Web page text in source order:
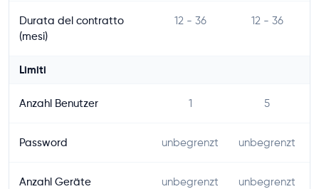
Durata del contratto
(mesi)
12 - 36 12 - 36
Limiti
Anzahl Benutzer 1 5
Password unbegrenzt unbegrenzt
Anzahl Geräte unbegrenzt unbegrenzt